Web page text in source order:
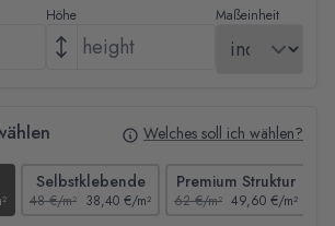
Höhe Maßeinheit
Welches soll ich wählen?
Selbstklebende
48 €/m² 38,40 €/m²
Premium Struktur
62 €/m² 49,60 €/m²